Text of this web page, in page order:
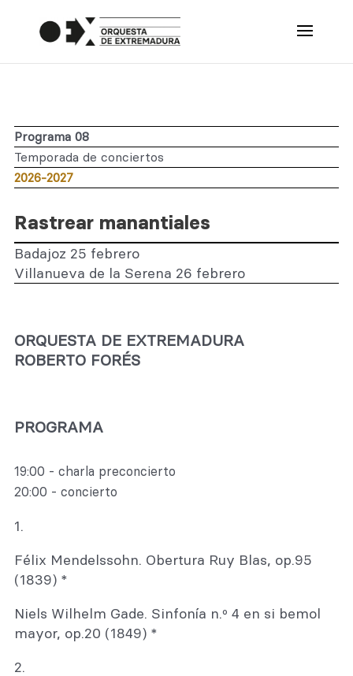
Programa 08
Temporada de conciertos
2026-2027
Rastrear manantiales
Badajoz 25 febrero
Villanueva de la Serena 26 febrero
ORQUESTA DE EXTREMADURA
ROBERTO FORÉS
PROGRAMA
19:00 - charla preconcierto
20:00 - concierto
1.
Félix Mendelssohn. Obertura Ruy Blas, op.95
(1839) *
Niels Wilhelm Gade. Sinfonía n.º 4 en si bemol
mayor, op.20 (1849) *
2.